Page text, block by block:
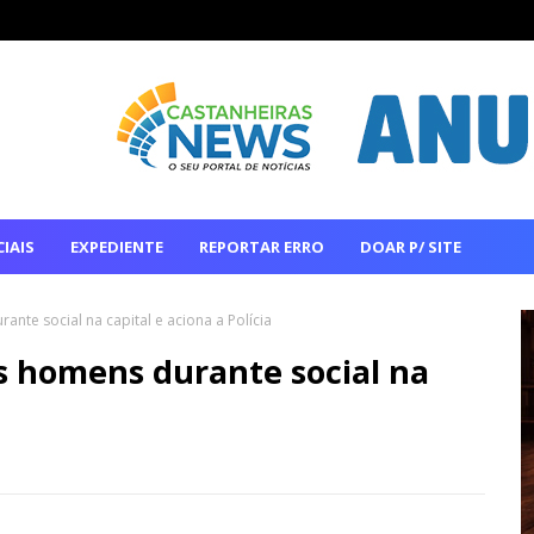
EXPEDIENTE REPORTAR ERRO DOAR P/ SITE
social na capital e aciona a Polícia
homens durante social na